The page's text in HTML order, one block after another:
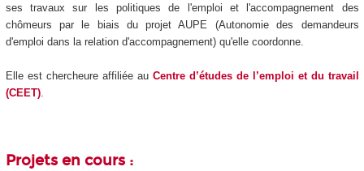
ses travaux sur les politiques de l'emploi et l'accompagnement des
chômeurs par le biais du projet AUPE (Autonomie des demandeurs
d'emploi dans la relation d'accompagnement) qu'elle coordonne.
Elle est chercheure affiliée au Centre d’études de l’emploi et du travail
(CEET).
Projets en cours :